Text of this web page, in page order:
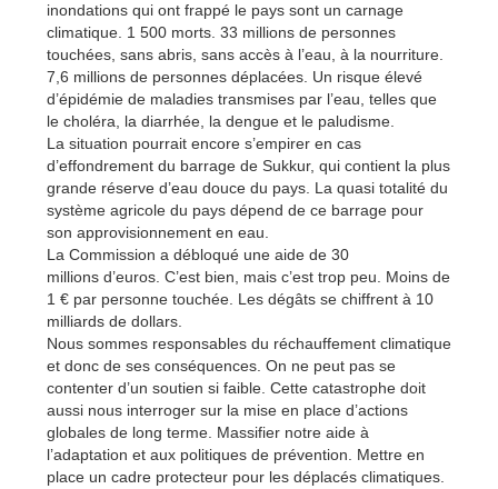
inondations qui ont frappé le pays sont un carnage
climatique. 1 500 morts. 33 millions de personnes
touchées, sans abris, sans accès à l’eau, à la nourriture.
7,6 millions de personnes déplacées. Un risque élevé
d’épidémie de maladies transmises par l’eau, telles que
le choléra, la diarrhée, la dengue et le paludisme.
La situation pourrait encore s’empirer en cas
d’effondrement du barrage de Sukkur, qui contient la plus
grande réserve d’eau douce du pays. La quasi totalité du
système agricole du pays dépend de ce barrage pour
son approvisionnement en eau.
La Commission a débloqué une aide de 30
millions d’euros. C’est bien, mais c’est trop peu. Moins de
1 € par personne touchée. Les dégâts se chiffrent à 10
milliards de dollars.
Nous sommes responsables du réchauffement climatique
et donc de ses conséquences. On ne peut pas se
contenter d’un soutien si faible. Cette catastrophe doit
aussi nous interroger sur la mise en place d’actions
globales de long terme. Massifier notre aide à
l’adaptation et aux politiques de prévention. Mettre en
place un cadre protecteur pour les déplacés climatiques.